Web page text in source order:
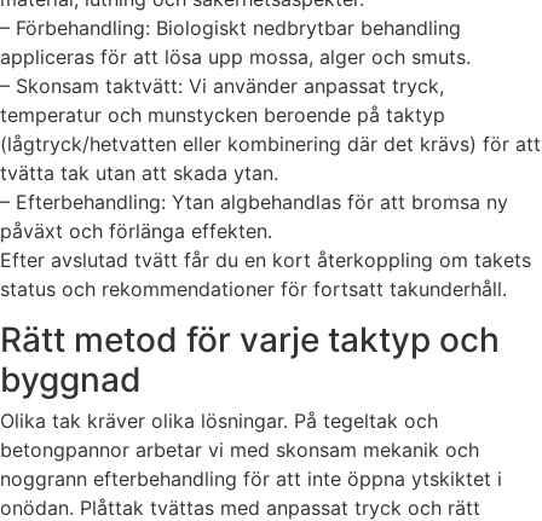
– Förbehandling: Biologiskt nedbrytbar behandling
appliceras för att lösa upp mossa, alger och smuts.
– Skonsam taktvätt: Vi använder anpassat tryck,
temperatur och munstycken beroende på taktyp
(lågtryck/hetvatten eller kombinering där det krävs) för att
tvätta tak utan att skada ytan.
– Efterbehandling: Ytan algbehandlas för att bromsa ny
påväxt och förlänga effekten.
Efter avslutad tvätt får du en kort återkoppling om takets
status och rekommendationer för fortsatt takunderhåll.
Rätt metod för varje taktyp och
byggnad
Olika tak kräver olika lösningar. På tegeltak och
betongpannor arbetar vi med skonsam mekanik och
noggrann efterbehandling för att inte öppna ytskiktet i
onödan. Plåttak tvättas med anpassat tryck och rätt